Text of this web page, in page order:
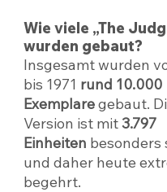
Wie viele „The
wurden gebaut?
Insgesamt wurden
bis 1971 rund 10.000
Exemplare gebaut.
Version ist mit 3.797
Einheiten besonders
und daher heute
begehrt.